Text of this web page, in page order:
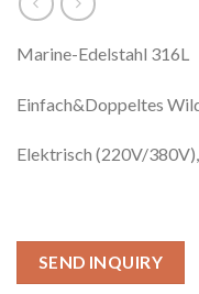
Marine-Edelstahl 316L
Einfach&Doppeltes
Elektrisch (220V/
SEND INQUIRY